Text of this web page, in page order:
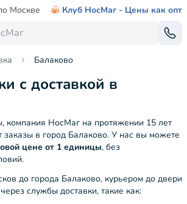
Москве Клуб НосМаг - Цены как опт
Балаково
с доставкой в
компания НосМаг на протяжении 15 лет
заказы в город Балаково. У нас вы можете
цене от 1 единицы, без
до города Балаково, курьером до двери
службы доставки, такие как: